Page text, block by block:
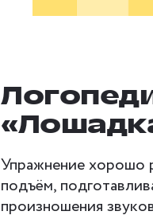
Упражнение хорошо
подъём,
произношения